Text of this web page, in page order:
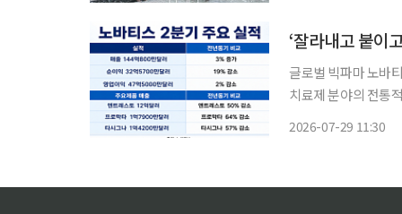
‘잘라내고 붙이
글로벌 빅파마 노바
치료제 분야의 전통
2026-07-29 11:30